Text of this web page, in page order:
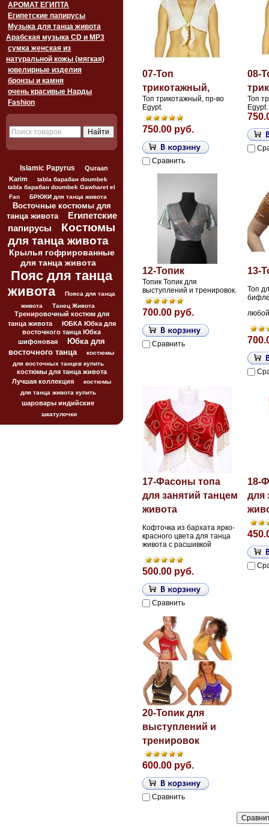
АРОМАТ ЕГИПТА
Египетские папирусы
Музыка для танца живота
Арабская музыка CD и MP3
сумка женская из
натуральной кожы (мягкая)
ювелирные изделия
бронзы и камня
очень красивые Нарды
Fashion
Islamic Papyrus
Quraan
Karim
tabla барабан doumbek
tabla барабан doumbek Gawharet el
Fan
БРЮКИ для танца живота
Восточные костюмы для
танца живота
Египетские
папирусы
Костюмы
для танца живота
Крылья гофрированные
для танца живота
Пояс для танца
живота
Пояса для танца
живота
Танец Живота
Тренировочный костюм для
танца живота
ЮБКА Юбка для
восточного танца Юбка
шифоновая
Юбка для
восточного танца
костюмы
для восточных танцев купить
костюмы для танца живота
Лучшая коллекция
костюмы
для танца живота купить
шаровары индийские
шкатулочки
07-Топ
трикотажный,
Топ трикотажный, пр-во
Egypt.
750.00 руб.
Сравнить
08-
Топ
Egypt.
12-Топик
Топик Топик для
выступлений и тренировок.
700.00 руб.
Сравнить
13-
Топ
17-Фасоны топа
для занятий танцем
живота
Кофточка из бархата ярко-
красного цвета для танца
живота с расшивкой
500.00 руб.
Сравнить
18-
для
20-Топик для
выступлений и
тренировок
600.00 руб.
Сравнить